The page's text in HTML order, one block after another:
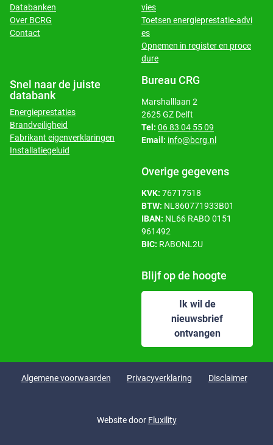
Databanken
​​​​​​​Over BCRG
​​​​​​​Contact
vies
Toetsen energieprestatie-advi
es
Opnemen in register en proce
dure
Snel naar de juiste
databank
Energieprestaties
Brandveiligheid
Fabrikant eigenverklaringen
Installatiegeluid
Bureau CRG
Marshalllaan 2
2625 GZ Delft
Tel: 06 83 04 55 09
Email: info@bcrg.nl
Overige gegevens
KVK: 76717518
BTW: NL860771933B01
IBAN: NL66 RABO 0151
961492
BIC: RABONL2U
Blijf op de hoogte
Ik wil de
nieuwsbrief
ontvangen
Website door Fluxility
Algemene voorwaarden Privacyverklaring Disclaimer